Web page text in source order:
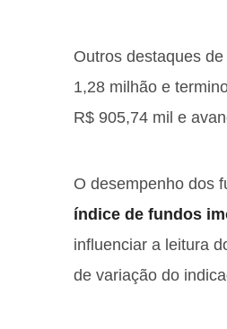
Outros destaques
1,28 milhão e
R$ 905,74 mil e
O desempenho dos
índice de fundos
influenciar a leitura
de variação do